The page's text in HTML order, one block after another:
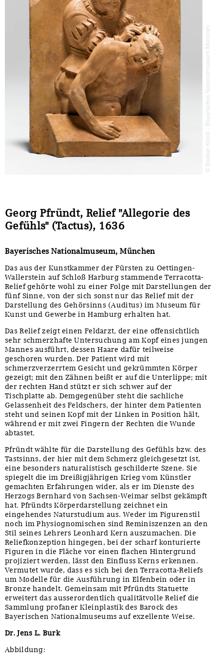
Georg Pfründt, Relief "Allegorie des
Gefühls" (Tactus), 1636
Bayerisches Nationalmuseum, München
Das aus der Kunstkammer der Fürsten zu Oettingen-
Wallerstein auf Schloß Harburg stammende Terracotta-
Relief gehörte wohl zu einer Folge mit Darstellungen der
fünf Sinne, von der sich sonst nur das Relief mit der
Darstellung des Gehörsinns (Auditus) im Museum für
Kunst und Gewerbe in Hamburg erhalten hat.
Das Relief zeigt einen Feldarzt, der eine offensichtlich
sehr schmerzhafte Untersuchung am Kopf eines jungen
Mannes ausführt, dessen Haare dafür teilweise
geschoren wurden. Der Patient wird mit
schmerzverzerrtem Gesicht und gekrümmten Körper
gezeigt; mit den Zähnen beißt er auf die Unterlippe; mit
der rechten Hand stützt er sich schwer auf der
Tischplatte ab. Demgegenüber steht die sachliche
Gelassenheit des Feldschers, der hinter dem Patienten
steht und seinen Kopf mit der Linken in Position hält,
während er mit zwei Fingern der Rechten die Wunde
abtastet.
Pfründt wählte für die Darstellung des Gefühls bzw. des
Tastsinns, der hier mit dem Schmerz gleichgesetzt ist,
eine besonders naturalistisch geschilderte Szene. Sie
spiegelt die im Dreißigjährigen Krieg vom Künstler
gemachten Erfahrungen wider, als er im Dienste des
Herzogs Bernhard von Sachsen-Weimar selbst gekämpft
hat. Pfründts Körperdarstellung zeichnet ein
eingehendes Naturstudium aus. Weder im Figurenstil
noch im Physiognomischen sind Reminiszenzen an den
Stil seines Lehrers Leonhard Kern auszumachen. Die
Reliefkonzeption hingegen, bei der scharf konturierte
Figuren in die Fläche vor einen flachen Hintergrund
projiziert werden, lässt den Einfluss Kerns erkennen.
Vermutet wurde, dass es sich bei den Terracotta-Reliefs
um Modelle für die Ausführung in Elfenbein oder in
Bronze handelt. Gemeinsam mit Pfründts Statuette
erweitert das ausserordentlich qualitätvolle Relief die
Sammlung profaner Kleinplastik des Barock des
Bayerischen Nationalmuseums auf exzellente Weise.
Dr. Jens L. Burk
Abbildung:
Sonstiges